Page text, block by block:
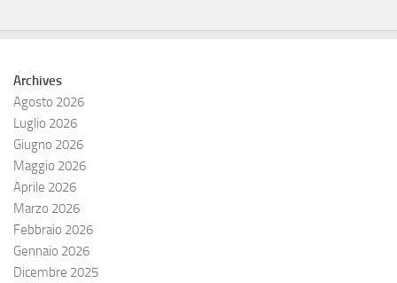
Archives
Agosto 2026
Luglio 2026
Giugno 2026
Maggio 2026
Aprile 2026
Marzo 2026
Febbraio 2026
Gennaio 2026
Dicembre 2025